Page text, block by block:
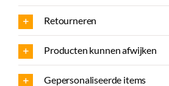
Retourneren
Producten kunnen afwijken
Gepersonaliseerde items